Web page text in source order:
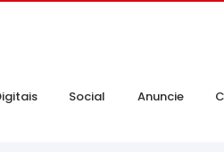
Social Anuncie